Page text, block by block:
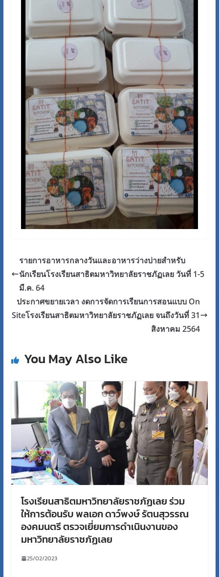
รายการอาหารกลางวันและอาหารว่างบ่ายสำหรับ
นักเรียนโรงเรียนสาธิตมหาวิทยาลัยราชภัฏเลย วันที่ 1-5
มี.ค. 64
ประกาศขยายเวลา งดการจัดการเรียนการสอนแบบ On
Siteโรงเรียนสาธิตมหาวิทยาลัยราชภัฏเลย จนถึงวันที่ 31
สิงหาคม 2564
You May Also Like
โรงเรียนสาธิตมหาวิทยาลัยราชภัฏเลย ร่วม
ให้การต้อนรับ พลเอก ดาว์พงษ์ รัตนสุวรรณ
องคมนตรี ตรวจเยี่ยมการดำเนินงานของ
มหาวิทยาลัยราชภัฏเลย
25/02/2023